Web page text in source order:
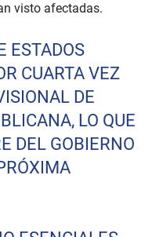
visto afectadas.
ESTADOS
CUARTA VEZ
DE
LO QUE
DEL GOBIERNO